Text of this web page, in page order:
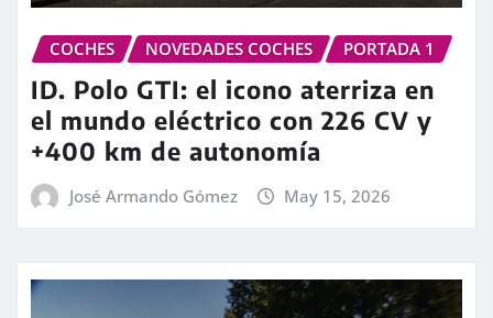
COCHES NOVEDADES COCHES PORTADA 1
ID. Polo GTI: el icono aterriza en
el mundo eléctrico con 226 CV y
+400 km de autonomía
José Armando Gómez May 15, 2026